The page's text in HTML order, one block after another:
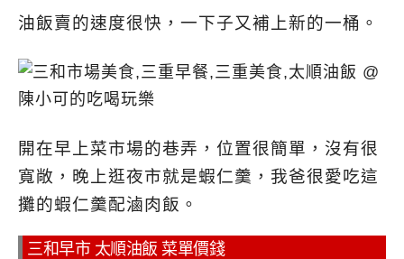
油飯賣的速度很快，一下子又補上新的一桶。
開在早上菜市場的巷弄，位置很簡單，沒有很
寬敞，晚上逛夜市就是蝦仁羹，我爸很愛吃這
攤的蝦仁羹配滷肉飯。
三和早市 太順油飯 菜單價錢